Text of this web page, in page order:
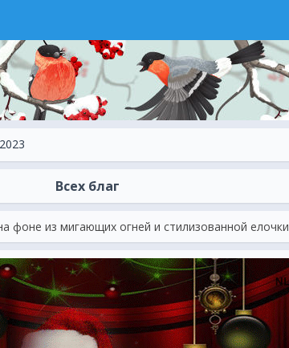
Всех благ
фоне из мигающих огней и стилизованной елочки